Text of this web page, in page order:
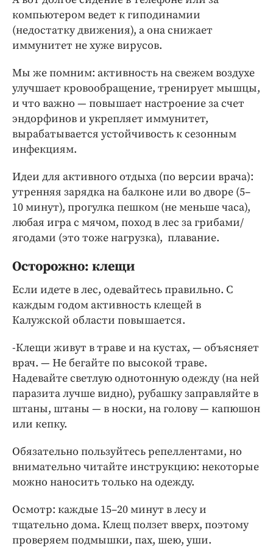
компьютером ведет к гиподинамии
(недостатку движения), а она снижает
иммунитет не хуже вирусов.
Мы же помним: активность на свежем воздухе
улучшает кровообращение, тренирует мышцы,
и что важно — повышает настроение за счет
эндорфинов и укрепляет иммунитет,
вырабатывается устойчивость к сезонным
инфекциям.
Идеи для активного отдыха (по версии врача):
утренняя зарядка на балконе или во дворе (5–
10 минут), прогулка пешком (не меньше часа),
любая игра с мячом, поход в лес за грибами/
ягодами (это тоже нагрузка), плавание.
Осторожно: клещи
Если идете в лес, одевайтесь правильно. С
каждым годом активность клещей в
Калужской области повышается.
-Клещи живут в траве и на кустах, — объясняет
врач. — Не бегайте по высокой траве.
Надевайте светлую однотонную одежду (на ней
паразита лучше видно), рубашку заправляйте в
штаны, штаны — в носки, на голову — капюшон
или кепку.
Обязательно пользуйтесь репеллентами, но
внимательно читайте инструкцию: некоторые
можно наносить только на одежду.
Осмотр: каждые 15–20 минут в лесу и
тщательно дома. Клещ ползет вверх, поэтому
проверяем подмышки, пах, шею, уши.